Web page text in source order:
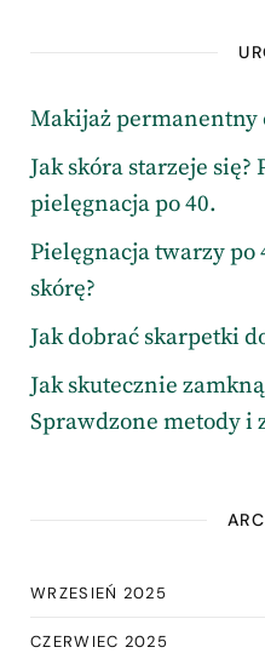
Makijaż permanentny
Jak skóra starzeje
pielęgnacja po 40.
Pielęgnacja twarzy po
skórę?
Jak dobrać skarpetki
Jak skutecznie
Sprawdzone metody i
WRZESIEŃ 2025
CZERWIEC 2025